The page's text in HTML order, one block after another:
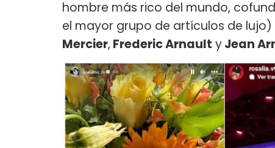
hombre más rico del mundo,
el mayor grupo de artículos de
Mercier, Frederic Arnault yJean